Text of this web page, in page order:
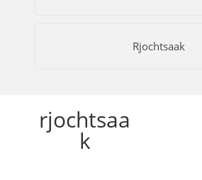
Rjochtsaak
rjochtsaa
k